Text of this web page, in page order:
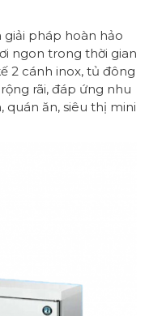
giải pháp hoàn hảo
ngon trong thời gian
2 cánh inox, tủ đông
rãi, đáp ứng nhu
quán ăn, siêu thị mini